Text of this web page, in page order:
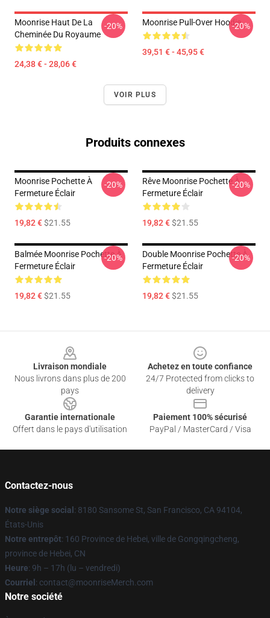
Moonrise Haut De La
Cheminée Du Royaume
24,38 € - 28,06 €
-20% Moonrise Pull-Over Hoodie
39,51 € - 45,95 €
-20%
VOIR PLUS
Produits connexes
Moonrise Pochette À
Fermeture Éclair
19,82 €$21.55
-20%
Rêve Moonrise Pochette À
Fermeture Éclair
19,82 €$21.55
-20%
Balmée Moonrise Pochette À
Fermeture Éclair
19,82 €$21.55
-20%
Double Moonrise Pochette À
Fermeture Éclair
19,82 €$21.55
-20%
Livraison mondiale
Nous livrons dans plus de 200
pays
Achetez en toute confiance
24/7 Protected from clicks to
delivery
Garantie internationale
Offert dans le pays d'utilisation
Paiement 100% sécurisé
PayPal / MasterCard / Visa
Contactez-nous
Notre siège social : 8180 Sansome St, San Francisco, CA 94104,
États-Unis
Notre entrepôt: 160 Province de Hebei, ville de Gongqingcheng,
province de Hebei, CN
Heure: 9h – 17h (lu – vendredi)
Courriel : contact@moonriseMerch.com
Notre société